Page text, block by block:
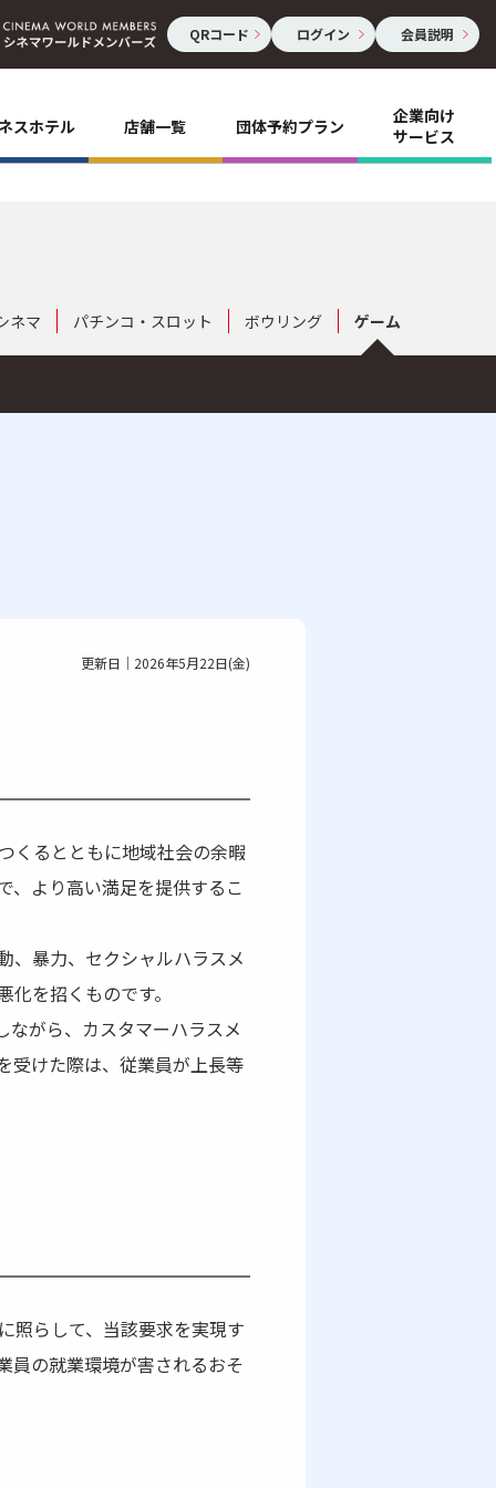
QRコード ログイン 会員説明
スホテル 店舗一覧 団体予約プラン
企業向け
サービス
ネマ パチンコ・スロット ボウリング ゲーム
更新日｜2026年5月22日(金)
くるとともに地域社会の余暇
、より高い満足を提供するこ
暴力、セクシャルハラスメ
を招くものです。
がら、カスタマーハラスメ
受けた際は、従業員が上長等
らして、当該要求を実現す
員の就業環境が害されるおそ